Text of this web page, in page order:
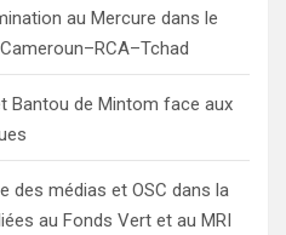
au Mercure dans le
Bantou de Mintom face aux
des médias et OSC dans la
au Fonds Vert et au MRI